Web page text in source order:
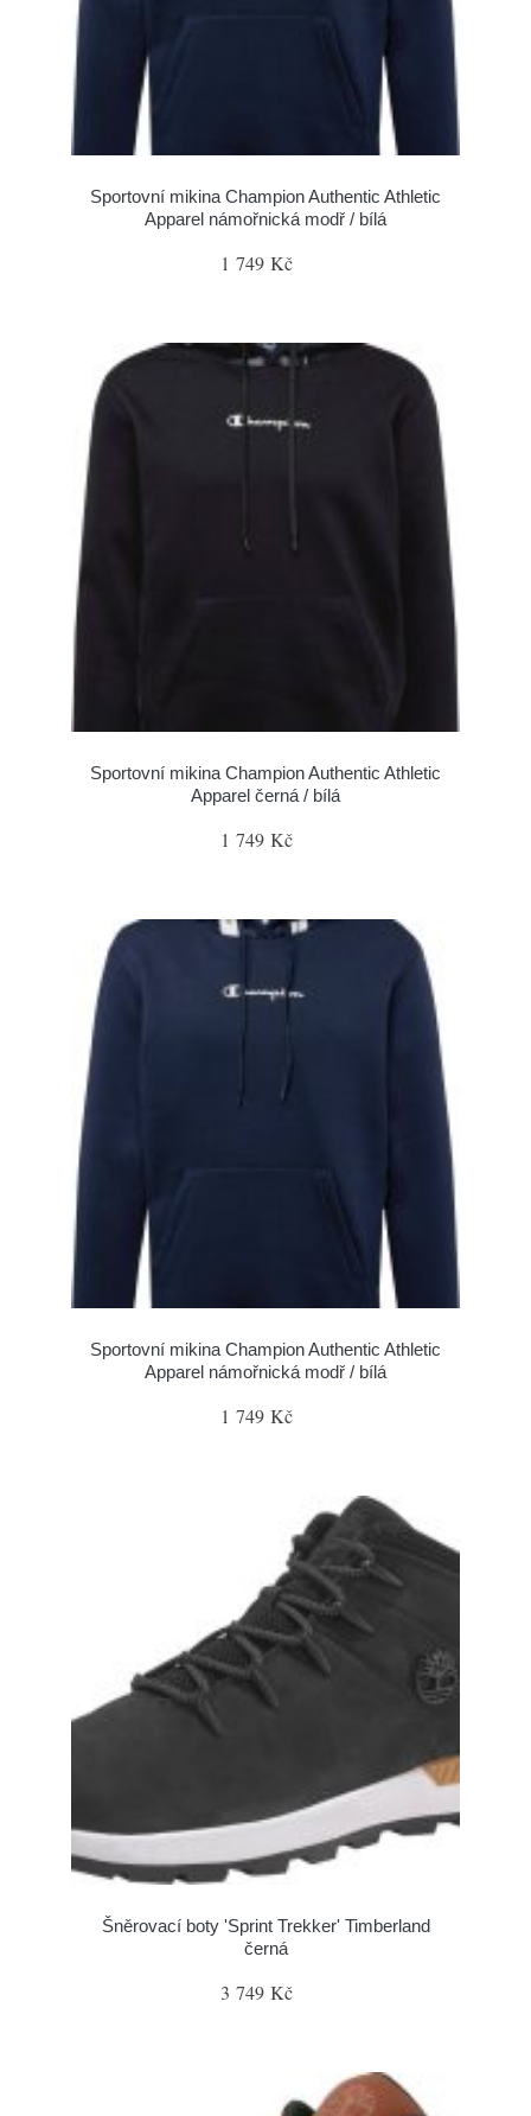
Sportovní mikina Champion Authentic Athletic
Apparel námořnická modř / bílá
1 749 Kč
Sportovní mikina Champion Authentic Athletic
Apparel černá / bílá
1 749 Kč
Sportovní mikina Champion Authentic Athletic
Apparel námořnická modř / bílá
1 749 Kč
Šněrovací boty 'Sprint Trekker' Timberland
černá
3 749 Kč